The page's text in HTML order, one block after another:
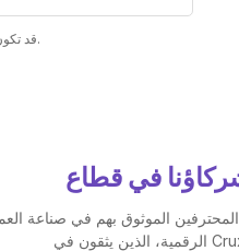
*إذا كنت تستخدم VPN، قد تكون أوقات البينج غير صحيحة.
في قطاع
الموثوق بهم في صناعة